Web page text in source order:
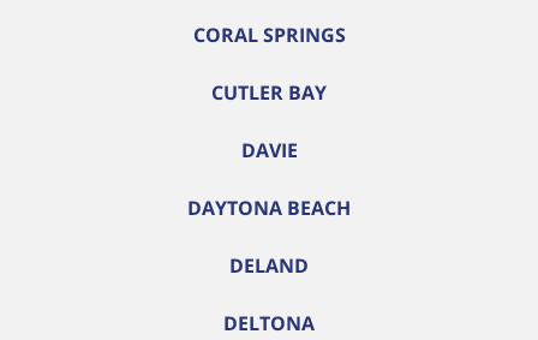
CORAL SPRINGS
CUTLER BAY
DAVIE
DAYTONA BEACH
DELAND
DELTONA